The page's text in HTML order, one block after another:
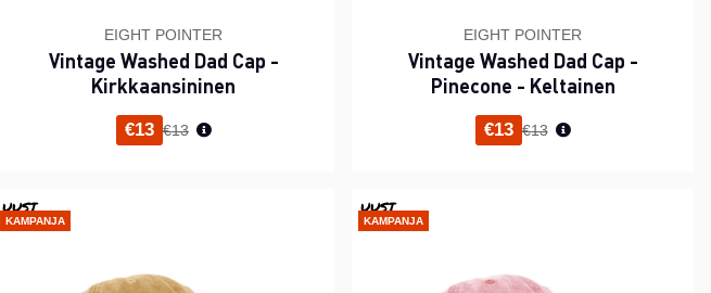
EIGHT POINTER
Vintage Washed Dad Cap -
Kirkkaansininen
€13 Normaali hinta
€13
EIGHT POINTER
Vintage Washed Dad Cap -
Pinecone - Keltainen
€13 Normaali hinta
€13
UUSI
KAMPANJA
UUSI
KAMPANJA